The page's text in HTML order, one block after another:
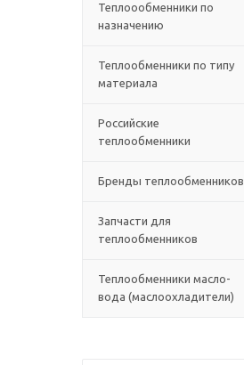
Теплоообменники по
назначению
Теплообменники по типу
материала
Российские
теплообменники
Бренды теплообменников
Запчасти для
теплообменников
Теплообменники масло-
вода (маслоохладители)